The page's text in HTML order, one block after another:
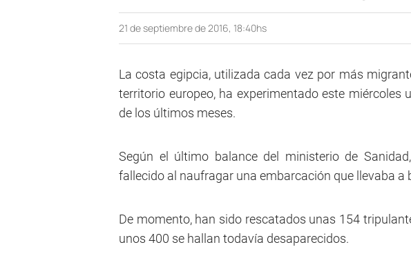
21 de septiembre de 2016, 18:40hs
La costa egipcia, utilizada cada vez por más
territorio europeo, ha experimentado este miércoles
de los últimos meses.
Según el último balance del ministerio de
fallecido al naufragar una embarcación que llevaba a
De momento, han sido rescatados unas 154
unos 400 se hallan todavía desaparecidos.